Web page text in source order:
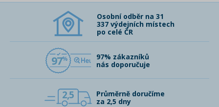
Osobní odběr na 31
337 výdejních místech
po celé ČR
97
97% zákazníků
nás doporučuje
2,5
Průměrně doručíme
za 2,5 dny